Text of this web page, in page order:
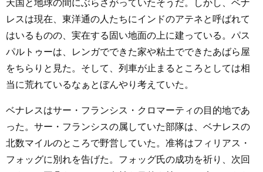
天国と地球の間にぶらさがっていたそうだ。しかし、ベナ
レスは現在、東洋通の人たちにインドのアテネと呼ばれて
はいるものの、実在する固い地面の上に建っている。パス
パルトゥーは、レンガでできた家や粘土でできたあばら屋
をちらりと見た。そして、列車が止まるところとしては相
当に荒れているなぁとぼんやり考えていた。
ベナレスはサー・フランシス・クロマーティの目的地であ
った。サー・フランシスの属していた部隊は、ベナレスの
北数マイルのところで野営していた。准将はフィリアス・
フォッグに別れを告げた。フォッグ氏の成功を祈り、次回